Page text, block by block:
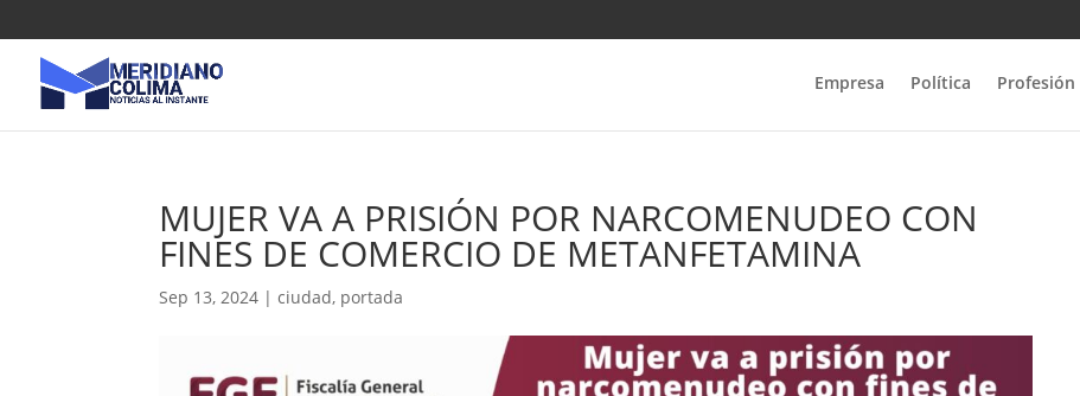
Empresa Política Profesión
MUJER VA A PRISIÓN POR NARCOMENUDEO CON
FINES DE COMERCIO DE METANFETAMINA
Sep 13, 2024 |ciudad, portada